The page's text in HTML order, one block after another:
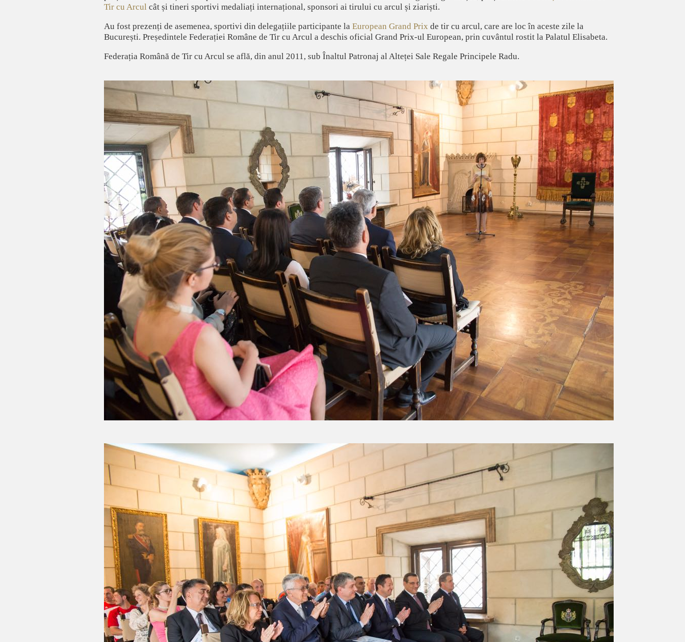
Tir cu Arcul cât și tineri sportivi medaliați internațional, sponsori ai tirului cu arcul și ziariști.
Au fost prezenți de asemenea, sportivi din delegațiile participante la European Grand Prix de tir cu arcul, care are loc în aceste zile la
București. Președintele Federației Române de Tir cu Arcul a deschis oficial Grand Prix-ul European, prin cuvântul rostit la Palatul Elisabeta.
Federația Română de Tir cu Arcul se află, din anul 2011, sub Înaltul Patronaj al Alteței Sale Regale Principele Radu.